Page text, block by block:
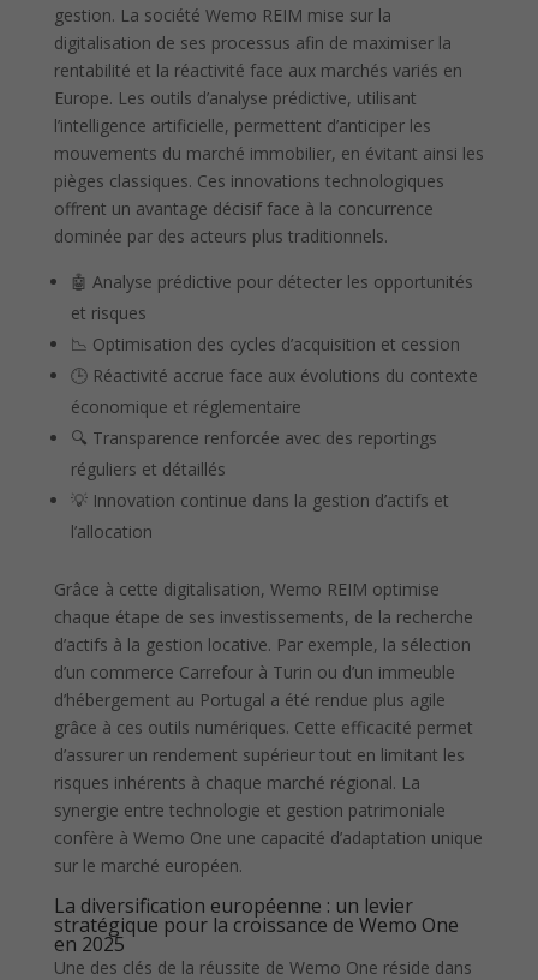
gestion. La société Wemo REIM mise sur la
digitalisation de ses processus afin de maximiser la
rentabilité et la réactivité face aux marchés variés en
Europe. Les outils d’analyse prédictive, utilisant
l’intelligence artificielle, permettent d’anticiper les
mouvements du marché immobilier, en évitant ainsi les
pièges classiques. Ces innovations technologiques
offrent un avantage décisif face à la concurrence
dominée par des acteurs plus traditionnels.
🤖 Analyse prédictive pour détecter les opportunités
et risques
📉 Optimisation des cycles d’acquisition et cession
🕒 Réactivité accrue face aux évolutions du contexte
économique et réglementaire
🔍 Transparence renforcée avec des reportings
réguliers et détaillés
💡 Innovation continue dans la gestion d’actifs et
l’allocation
Grâce à cette digitalisation, Wemo REIM optimise
chaque étape de ses investissements, de la recherche
d’actifs à la gestion locative. Par exemple, la sélection
d’un commerce Carrefour à Turin ou d’un immeuble
d’hébergement au Portugal a été rendue plus agile
grâce à ces outils numériques. Cette efficacité permet
d’assurer un rendement supérieur tout en limitant les
risques inhérents à chaque marché régional. La
synergie entre technologie et gestion patrimoniale
confère à Wemo One une capacité d’adaptation unique
sur le marché européen.
La diversification européenne : un levier
stratégique pour la croissance de Wemo One
en 2025
Une des clés de la réussite de Wemo One réside dans